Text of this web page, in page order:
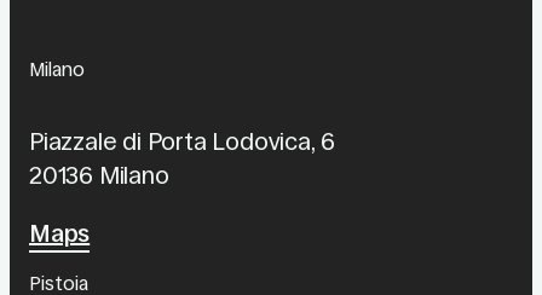
Milano
Piazzale di Porta Lodovica, 6
20136 Milano
Maps
Pistoia